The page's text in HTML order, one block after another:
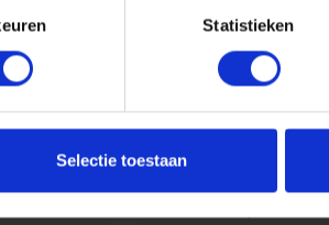
Statistieken
Selectie toestaan
STF
FESTOOL Schuurblad